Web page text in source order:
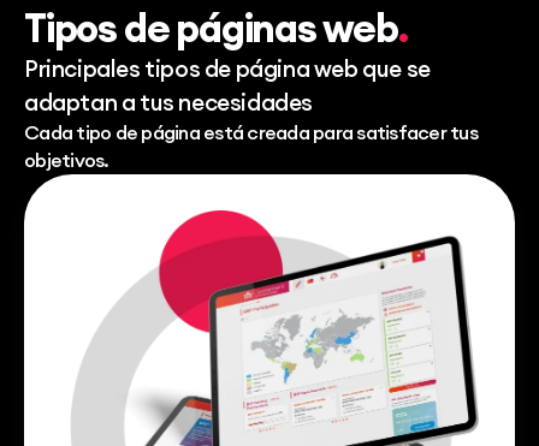
Tipos de páginas web
Principales tipos de página web que se
adaptan a tus necesidades
Cada tipo de página está creada para satisfacer tus
objetivos.